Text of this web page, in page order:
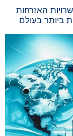
של הנלי לשנת 2026: אפשרויות האזרחות
ביותר בעולם